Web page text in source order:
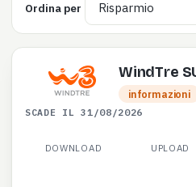
Ordina per
WindTre
informazioni
SCADE IL 31/08/2026
DOWNLOAD UPLOAD